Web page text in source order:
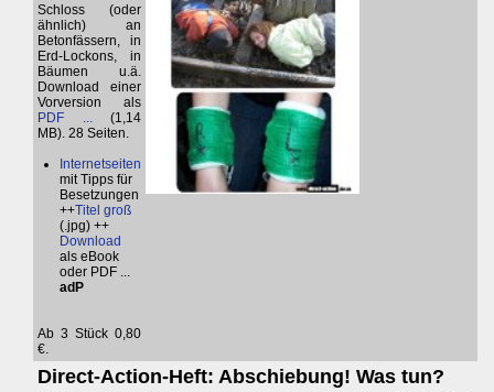
Schloss (oder
ähnlich) an
Betonfässern, in
Erd-Lockons, in
Bäumen u.ä.
Download einer
Vorversion als
PDF ...(1,14
MB). 28 Seiten.
Internetseiten
mit Tipps für
Besetzungen
++Titel groß
(.jpg) ++
Download
als eBook
oder PDF ...
adP
Ab 3 Stück 0,80
€.
Direct-Action-Heft: Abschiebung! Was tun?